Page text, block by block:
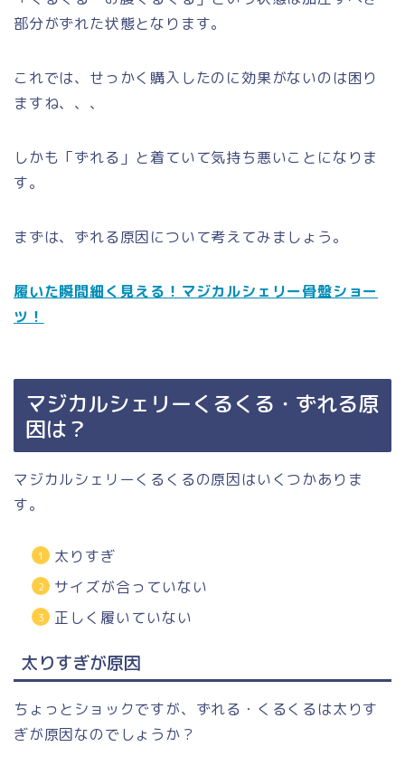
部分がずれた状態となります。
これでは、せっかく購入したのに効果がないのは困り
ますね、、、
しかも「ずれる」と着ていて気持ち悪いことになりま
す。
まずは、ずれる原因について考えてみましょう。
履いた瞬間細く見える！マジカルシェリー骨盤ショー
ツ！
マジカルシェリーくるくる・ずれる原
因は？
マジカルシェリーくるくるの原因はいくつかありま
す。
太りすぎ
サイズが合っていない
正しく履いていない
太りすぎが原因
ちょっとショックですが、ずれる・くるくるは太りす
ぎが原因なのでしょうか？